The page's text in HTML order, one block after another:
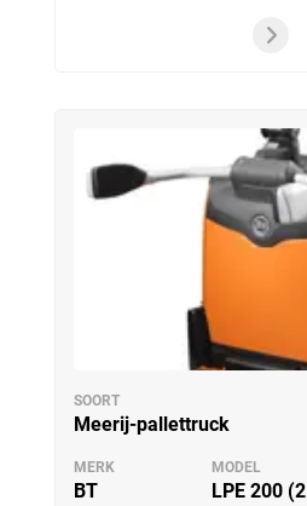
SOORT
Meerij-pallettruck
MERK
BT
MODEL
LPE 200 (2